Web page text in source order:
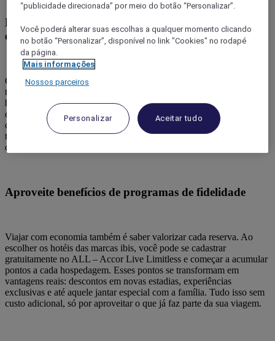
Escolha rotas com infraestrutura para veículos
elétricos
Com o carro carregado e o roteiro na ponta dos dedos, é hora de
transformar o caminho em parte da aventura. Ao traçar seu trajeto,
busque rotas com pontos de recarga para veículos elétricos e conte
com aplicativos especializados para encontrar eletropostos
confiáveis ao longo do percurso. Assim, você viaja com
tranquilidade, autonomia e foco total no que realmente importa:
curtir cada momento ao lado da sua família.
Aproveite benefícios de programas de fidelidade
Viajar com economia também é saber valorizar cada reserva. Ao
escolher os hotéis das marcas ibis, você pode se cadastrar
gratuitamente no ALL – Accor Live Limitless e começar a acumular
pontos a cada hospedagem. Esses pontos se transformam em
vantagens reais: descontos em novas estadias, experiências
exclusivas e até aquele jantar especial com a família. Tudo isso sem
custo adicional, só por aproveitar o que já faz parte da sua viagem.
“publicidade direcionada” por meio do botão “Personalizar”.
Você poderá alterar suas escolhas a qualquer momento clicando
no botão “Personalizar”, disponível no link "Cookies" no rodapé
da página.
Mais informações
Nossos parceiros
Personalizar Aceitar tudo